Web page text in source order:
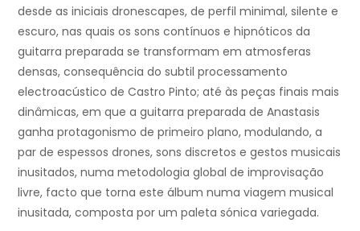
desde as iniciais dronescapes, de perfil minimal, silente e
escuro, nas quais os sons contínuos e hipnóticos da
guitarra preparada se transformam em atmosferas
densas, consequência do subtil processamento
electroacústico de Castro Pinto; até às peças finais mais
dinâmicas, em que a guitarra preparada de Anastasis
ganha protagonismo de primeiro plano, modulando, a
par de espessos drones, sons discretos e gestos musicais
inusitados, numa metodologia global de improvisação
livre, facto que torna este álbum numa viagem musical
inusitada, composta por um paleta sónica variegada.